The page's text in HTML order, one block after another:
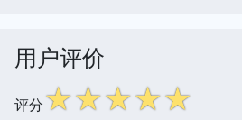
用户评价
评分☆☆☆☆☆